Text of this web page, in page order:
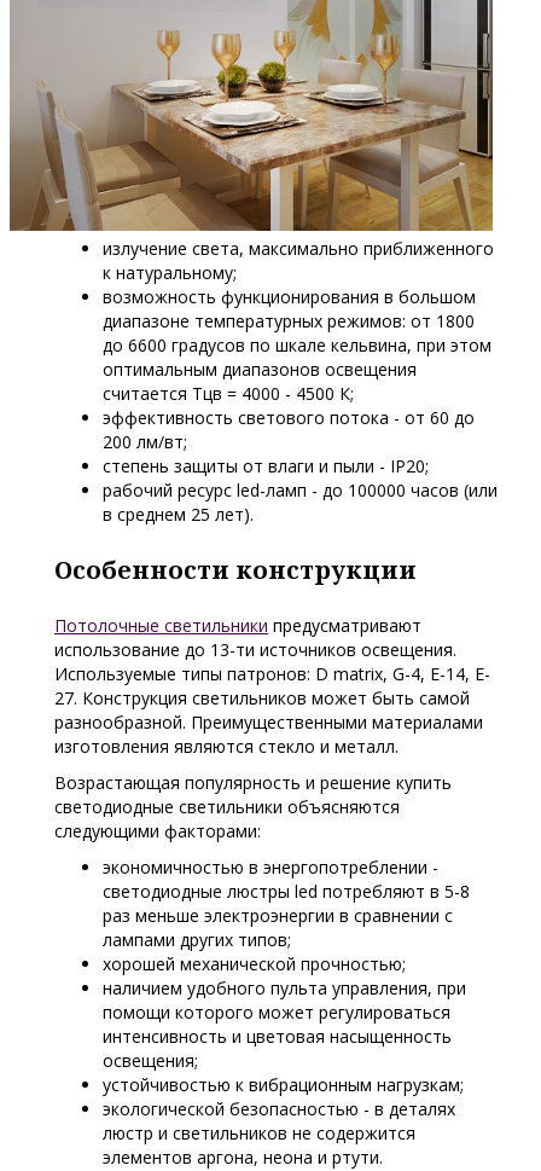
излучение света, максимально приближенного
к натуральному;
возможность функционирования в большом
диапазоне температурных режимов: от 1800
до 6600 градусов по шкале кельвина, при этом
оптимальным диапазонов освещения
считается Тцв = 4000 - 4500 К;
эффективность светового потока - от 60 до
200 лм/вт;
степень защиты от влаги и пыли - IP20;
рабочий ресурс led-ламп - до 100000 часов (или
в среднем 25 лет).
Особенности конструкции
Потолочные светильники предусматривают
использование до 13-ти источников освещения.
Используемые типы патронов: D matrix, G-4, E-14, E-
27. Конструкция светильников может быть самой
разнообразной. Преимущественными материалами
изготовления являются стекло и металл.
Возрастающая популярность и решение купить
светодиодные светильники объясняются
следующими факторами:
экономичностью в энергопотреблении -
светодиодные люстры led потребляют в 5-8
раз меньше электроэнергии в сравнении с
лампами других типов;
хорошей механической прочностью;
наличием удобного пульта управления, при
помощи которого может регулироваться
интенсивность и цветовая насыщенность
освещения;
устойчивостью к вибрационным нагрузкам;
экологической безопасностью - в деталях
люстр и светильников не содержится
элементов аргона, неона и ртути.